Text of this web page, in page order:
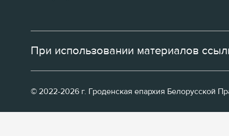
При использовании материалов
© 2022-2026 г. Гроденская епархия Белорусской